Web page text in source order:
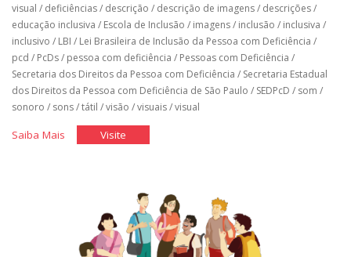
visual / deficiências/ descrição / descrição de imagens/ descrições/
educação inclusiva / Escola de Inclusão / imagens/ inclusão / inclusiva /
inclusivo / LBI / Lei Brasileira de Inclusão da Pessoa com Deficiência /
pcd / PcDs/ pessoa com deficiência / Pessoas com Deficiência /
Secretaria dos Direitos da Pessoa com Deficiência / Secretaria Estadual
dos Direitos da Pessoa com Deficiência de São Paulo / SEDPcD / som /
sonoro / sons/tátil /visão /visuais/visual
Saiba Mais"Toda
Visite"Toda
uma
história"